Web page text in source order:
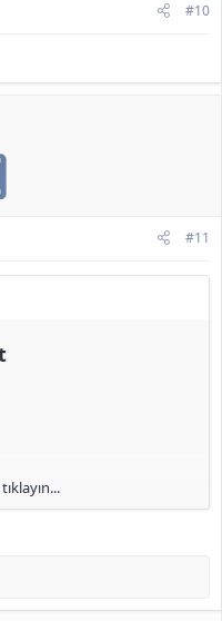
#10
#11